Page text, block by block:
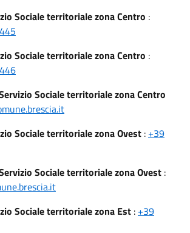
Sociale territoriale zona Centro :
Sociale territoriale zona Centro :
Sociale territoriale zona Centro
Sociale territoriale zona Ovest : +39
Sociale territoriale zona Ovest :
Sociale territoriale zona Est : +39